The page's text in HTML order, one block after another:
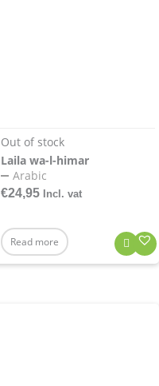
Out of stock
Laila wa-l-himar
Arabic
€24,95 Incl. vat
Read more